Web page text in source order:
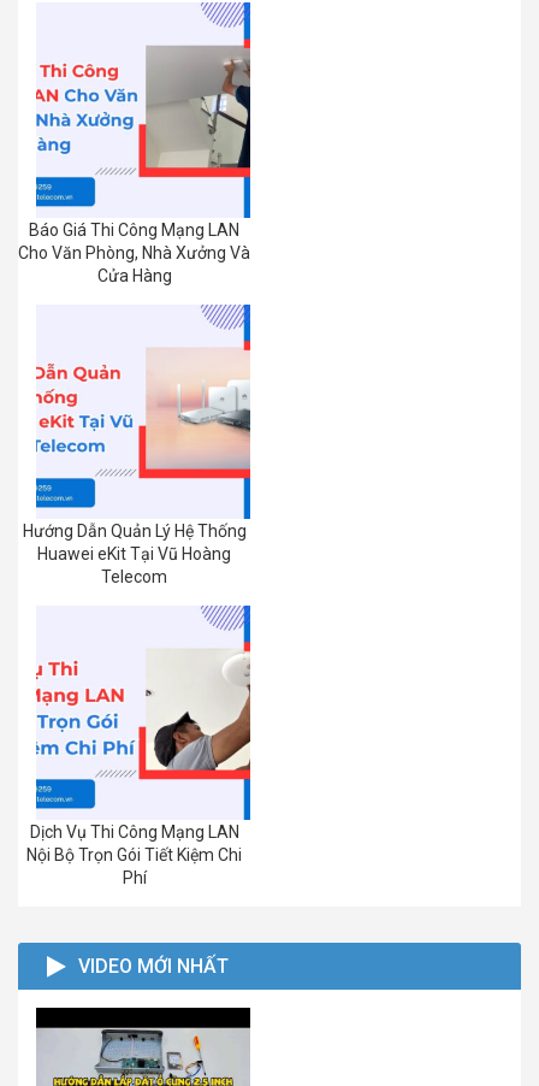
Báo Giá Thi Công Mạng LAN
Cho Văn Phòng, Nhà Xưởng Và
Cửa Hàng
Hướng Dẫn Quản Lý Hệ Thống
Huawei eKit Tại Vũ Hoàng
Telecom
Dịch Vụ Thi Công Mạng LAN
Nội Bộ Trọn Gói Tiết Kiệm Chi
Phí
VIDEO MỚI NHẤT